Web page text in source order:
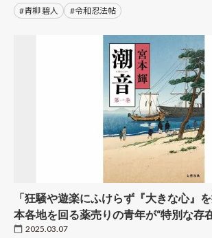
#青柳 碧人 #令和忍法帖
「狂騒や遊楽にふけらず『大きな心』
本各地を回る薬売りの青年が“特別な存
2025.03.07